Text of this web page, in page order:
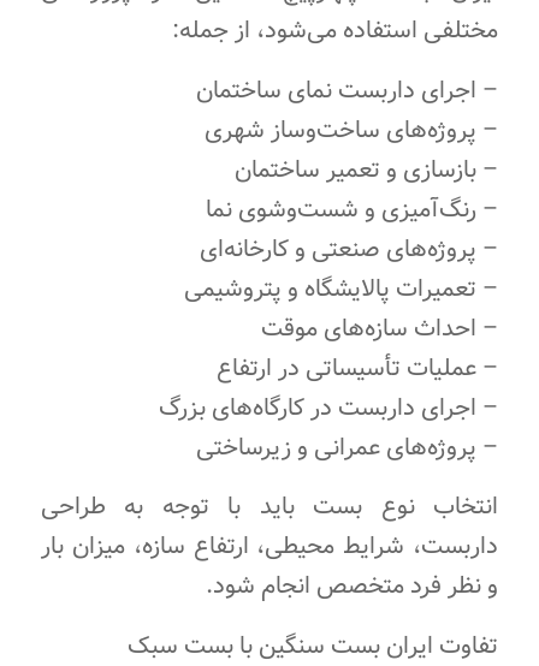
مختلفی استفاده می‌شود، از جمله:
– اجرای داربست نمای ساختمان
– پروژه‌های ساخت‌وساز شهری
– بازسازی و تعمیر ساختمان
– رنگ‌آمیزی و شست‌وشوی نما
– پروژه‌های صنعتی و کارخانه‌ای
– تعمیرات پالایشگاه و پتروشیمی
– احداث سازه‌های موقت
– عملیات تأسیساتی در ارتفاع
– اجرای داربست در کارگاه‌های بزرگ
– پروژه‌های عمرانی و زیرساختی
انتخاب نوع بست باید با توجه به طراحی
داربست، شرایط محیطی، ارتفاع سازه، میزان بار
و نظر فرد متخصص انجام شود.
تفاوت ایران بست سنگین با بست سبک